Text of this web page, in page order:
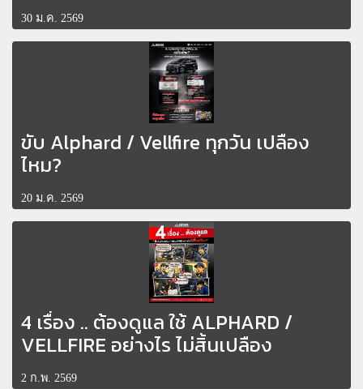
30 ม.ค. 2569
ขับ Alphard / Vellfire ทุกวัน เปลือง
ไหม?
20 ม.ค. 2569
4 เรื่อง .. ต้องดูแล ใช้ ALPHARD /
VELLFIRE อย่างไร ไม่สิ้นเปลือง
2 ก.พ. 2569